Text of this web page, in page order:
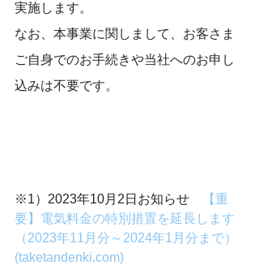
実施します。
なお、本事業に関しまして、お客さま
ご自身でのお手続きや当社へのお申し
込みは不要です。
※1）2023年10月2日お知らせ
【重
要】電気料金の特別措置を延長します
（2023年11月分～2024年1月分まで）
(taketandenki.com)